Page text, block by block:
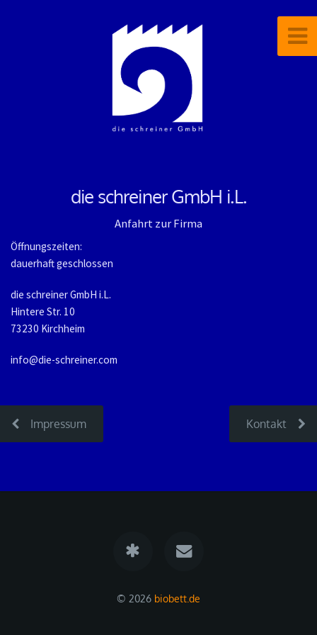
die schreiner GmbH i.L.
Anfahrt zur Firma
Öffnungszeiten:
dauerhaft geschlossen
die schreiner GmbH i.L.
Hintere Str. 10
73230 Kirchheim
info@die-schreiner.com
Impressum Kontakt
© 2026 biobett.de